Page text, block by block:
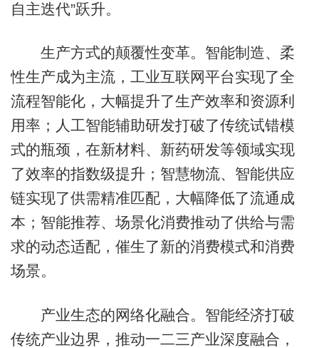
自主迭代”跃升。
生产方式的颠覆性变革。智能制造、柔
性生产成为主流，工业互联网平台实现了全
流程智能化，大幅提升了生产效率和资源利
用率；人工智能辅助研发打破了传统试错模
式的瓶颈，在新材料、新药研发等领域实现
了效率的指数级提升；智慧物流、智能供应
链实现了供需精准匹配，大幅降低了流通成
本；智能推荐、场景化消费推动了供给与需
求的动态适配，催生了新的消费模式和消费
场景。
产业生态的网络化融合。智能经济打破
传统产业边界，推动一二三产业深度融合，